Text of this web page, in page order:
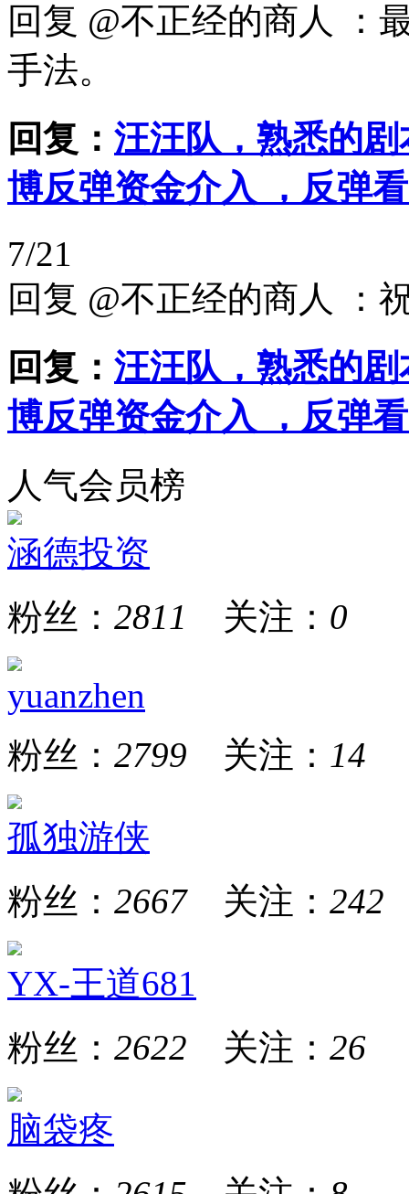
回复 @不正经的商人 ：
手法。
回复： 汪汪队，熟悉的
博反弹资金介入 ，反弹
7/21
回复 @不正经的商人 ：
回复： 汪汪队，熟悉的
博反弹资金介入 ，反弹
人气会员榜
涵德投资
粉丝： 2811 关注： 0
yuanzhen
粉丝： 2799 关注： 14
孤独游侠
粉丝： 2667关注： 242
YX-王道681
粉丝： 2622 关注： 26
脑袋疼